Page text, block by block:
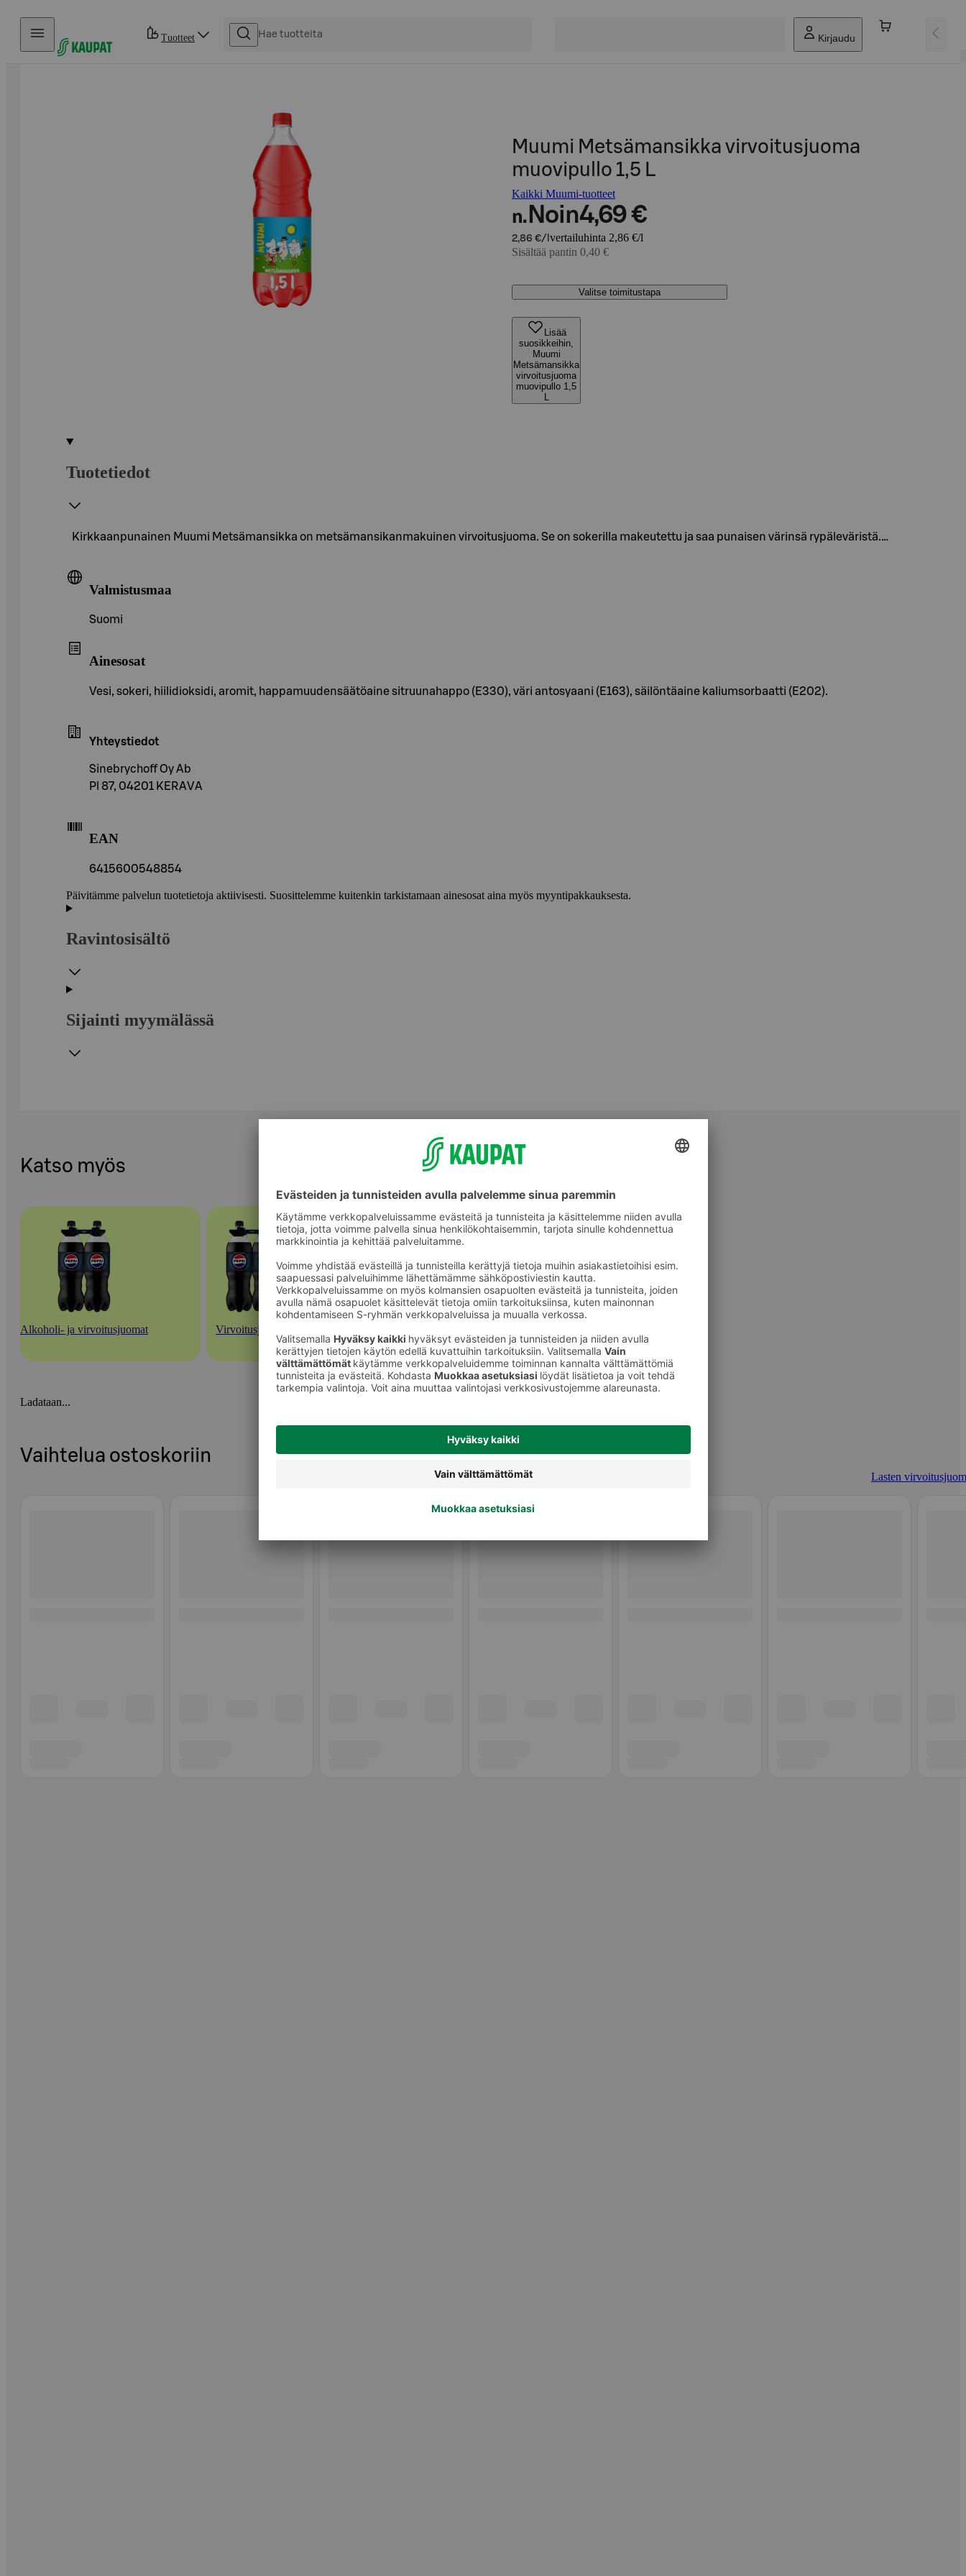
Hyppää sisältöön
Tuotteet Kirjaudu
Muumi Metsämansikka virvoitusjuoma
muovipullo 1,5 L
Kaikki Muumi-tuotteet
n. Noin4,69 €
2,86 €/l vertailuhinta 2,86 €/l
Sisältää pantin 0,40 €
Valitse toimitustapa
Lisää
suosikkeihin,
Muumi
Metsämansikka
virvoitusjuoma
muovipullo 1,5
L
Tuotetiedot
Kirkkaanpunainen Muumi Metsämansikka on metsämansikanmakuinen virvoitusjuoma. Se on sokerilla makeutettu ja saa punaisen värinsä rypäleväristä.…
Valmistusmaa
Suomi
Ainesosat
Vesi, sokeri, hiilidioksidi, aromit, happamuudensäätöaine sitruunahappo (E330), väri antosyaani (E163), säilöntäaine kaliumsorbaatti (E202).
Yhteystiedot
Sinebrychoff Oy Ab
Pl 87, 04201 KERAVA
EAN
6415600548854
Päivitämme palvelun tuotetietoja aktiivisesti. Suosittelemme kuitenkin tarkistamaan ainesosat aina myös myyntipakkauksesta.
Ravintosisältö
Sijainti myymälässä
Katso myös
Alkoholi- ja virvoitusjuomat Virvoitusjuomat
Ladataan...
Vaihtelua ostoskoriin
Lasten